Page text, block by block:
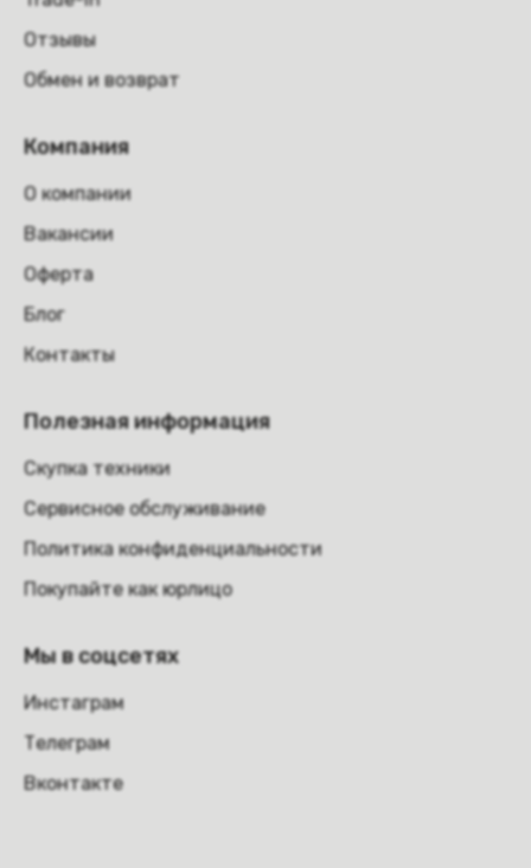
Отзывы
Обмен и возврат
Компания
О компании
Вакансии
Оферта
Блог
Контакты
Полезная информация
Скупка техники
Сервисное обслуживание
Политика конфиденциальности
Покупайте как юрлицо
Мы в соцсетях
Инстаграм
Телеграм
Вконтакте